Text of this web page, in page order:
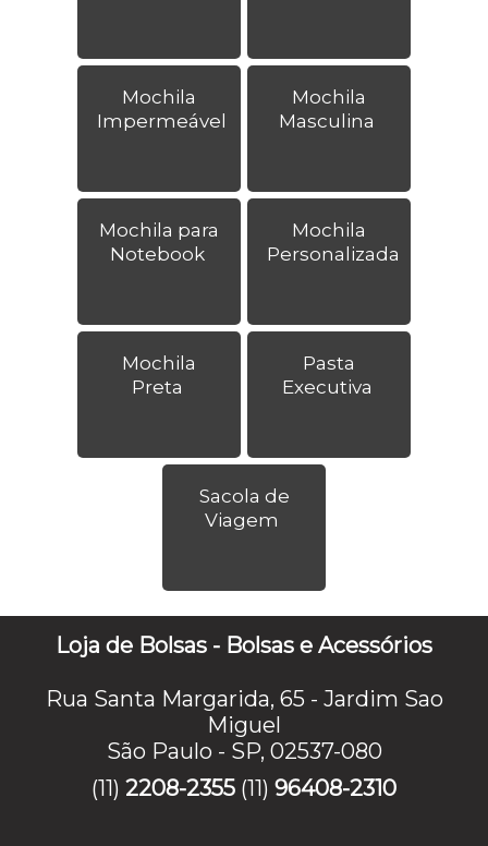
Mochila
Impermeável
Mochila
Masculina
Mochila para
Notebook
Mochila
Personalizada
Mochila
Preta
Pasta
Executiva
Sacola de
Viagem
Loja de Bolsas - Bolsas e Acessórios
Rua Santa Margarida, 65 - Jardim Sao
Miguel
São Paulo - SP, 02537-080
(11) 2208-2355 (11) 96408-2310